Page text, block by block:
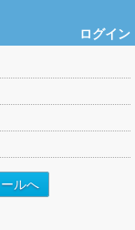
ログイン
ルへ